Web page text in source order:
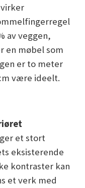
av veggen,
en møbel som
er to meter
være ideelt.
et stort
eksisterende
kontraster kan
et verk med